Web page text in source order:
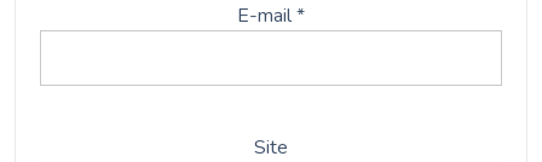
E-mail*
Site